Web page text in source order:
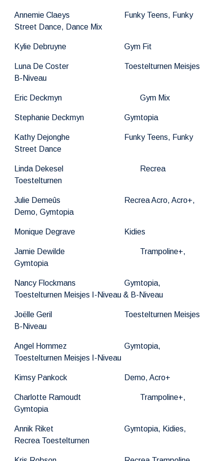
Annemie Claeys
Funky Teens, Funky
Street Dance, Dance Mix
Kylie Debruyne Gym Fit
Luna De Coster Toestel turnen Meisjes
B-Niveau
Eric Deckmyn Gym Mix
Stephanie Deckmyn Gymtopia
Kathy Dejonghe
Funky Teens, Funky
Street Dance
Linda Dekesel
Recrea
Toestel turnen
Julie Demeûs
Recrea Acro, Acro+,
Demo, Gymtopia
Monique Degrave Kidies
Jamie Dewilde
Trampoline+,
Gymtopia
Nancy Flockmans
Gymtopia,
Toestel turnen Meisjes I-Niveau & B-Niveau
Joëlle Geril Toestel turnen Meisjes
B-Niveau
Angel Hommez
Gymtopia,
Toestel turnen Meisjes I-Niveau
Kimsy Pankock Demo, Acro+
Charlotte Ramoudt
Trampoline+,
Gymtopia
Annik Riket
Gymtopia, Kidies,
Recrea Toestel turnen